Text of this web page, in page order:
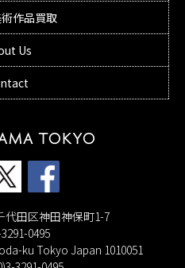
作品買取
Us
代田区神田神保町1-7
0495
ku Tokyo Japan 1010051